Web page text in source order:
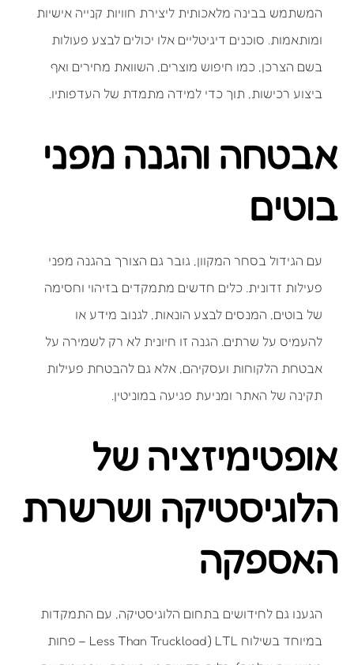
המשתמש בבינה מלאכותית ליצירת חוויות קנייה אישיות
ומותאמות. סוכנים דיגיטליים אלו יכולים לבצע פעולות
בשם הצרכן, כמו חיפוש מוצרים, השוואת מחירים ואף
ביצוע רכישות, תוך כדי למידה מתמדת של העדפותיו.
אבטחה והגנה מפני
בוטים
עם הגידול בסחר המקוון, גובר גם הצורך בהגנה מפני
פעילות זדונית. כלים חדשים מתמקדים בזיהוי וחסימה
של בוטים, המנסים לבצע הונאות, לגנוב מידע או
להעמיס על שרתים. הגנה זו חיונית לא רק לשמירה על
אבטחת הלקוחות ועסקיהם, אלא גם להבטחת פעילות
תקינה של האתר ומניעת פגיעה במוניטין.
אופטימיזציה של
הלוגיסטיקה ושרשרת
האספקה
הגענו גם לחידושים בתחום הלוגיסטיקה, עם התמקדות
במיוחד בשילוח LTL (Less Than Truckload – פחות